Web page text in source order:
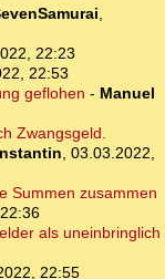
,
22:23
22:53
geflohen - Manuel
Zwangsgeld.
, 03.03.2022,
Summen zusammen
als uneinbringlich
22:55